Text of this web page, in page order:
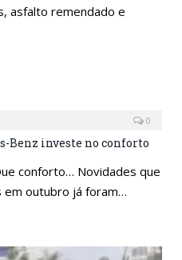
asfalto remendado e
0
Benz investe no conforto
conforto… Novidades que
em outubro já foram…